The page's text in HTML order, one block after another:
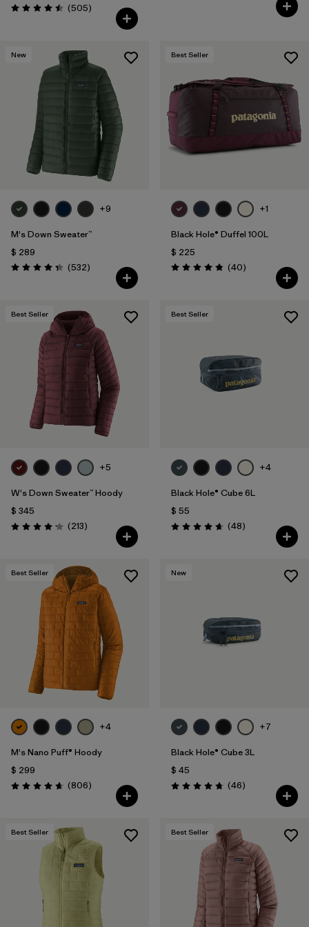
Valoración: 4.5 / 5
(505Comentarios
)
New
+9
M's Down Sweater™
$ 289
Valoración: 4.4 / 5
(532Comentarios
)
Best Seller
+1
Black Hole® Duffel 100L
$ 225
Valoración: 4.8 / 5
(40Comentarios
)
Best Seller
+5
W's Down Sweater™ Hoody
$ 345
Valoración: 4.2 / 5
(213Comentarios
)
Best Seller
+4
Black Hole® Cube 6L
$ 55
Valoración: 4.7 / 5
(48Comentarios
)
Best Seller
+4
M's Nano Puff® Hoody
$ 299
Valoración: 4.6 / 5
(806Comentarios
)
New
+7
Black Hole® Cube 3L
$ 45
Valoración: 4.8 / 5
(46Comentarios
)
Best Seller Best Seller